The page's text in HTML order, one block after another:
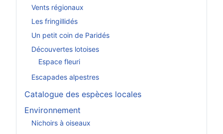
Vents régionaux
Les fringillidés
Un petit coin de Paridés
Découvertes lotoises
Espace fleuri
Escapades alpestres
Catalogue des espèces locales
Environnement
Nichoirs à oiseaux